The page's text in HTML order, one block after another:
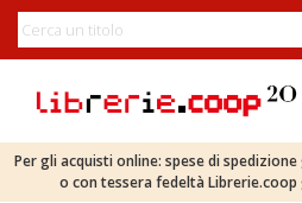
Per gli acquisti online: spese di
o con tessera fedeltà